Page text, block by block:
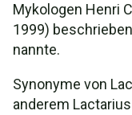
Mykologen Henri
1999)
nannte.
Synonyme von
anderem